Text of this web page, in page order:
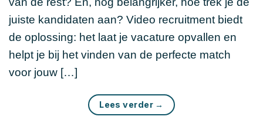
juiste kandidaten aan? Video recruitment biedt
de oplossing: het laat je vacature opvallen en
helpt je bij het vinden van de perfecte match
voor jouw […]
Lees verder →